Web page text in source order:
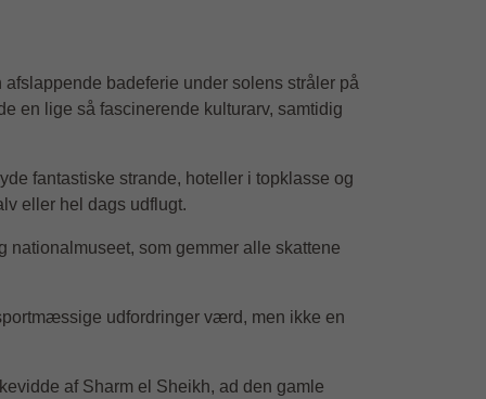
badeferie under solens stråler på
en lige så fascinerende kulturarv, samtidig
fantastiske strande, hoteller i topklasse og
eller hel dags udflugt.
nationalmuseet, som gemmer alle skattene
udfordringer værd, men ikke en
af Sharm el Sheikh, ad den gamle